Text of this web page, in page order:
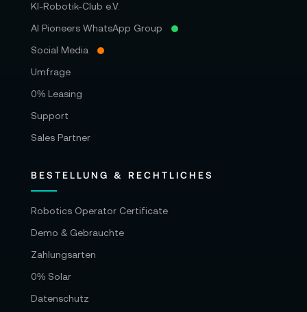
KI-Robotik-Club e.V.
AI Pioneers WhatsApp Group
Social Media
Umfrage
0% Leasing
Support
Sales Partner
BESTELLUNG & RECHTLICHES
Robotics Operator Certificate
Demo & Gebrauchte
Zahlungsarten
0% Solar
Datenschutz